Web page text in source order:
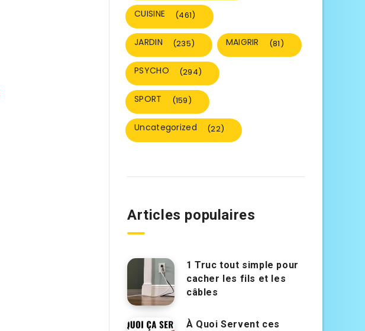
CUISINE (461)
JARDIN (235) MAIGRIR (81)
PSYCHO (294)
SPORT (159)
Uncategorized (22)
Articles populaires
1 Truc tout simple pour
cacher les fils et les
câbles
À Quoi Servent ces